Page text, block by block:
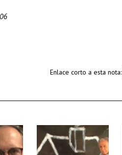
Enlace corto a esta nota: